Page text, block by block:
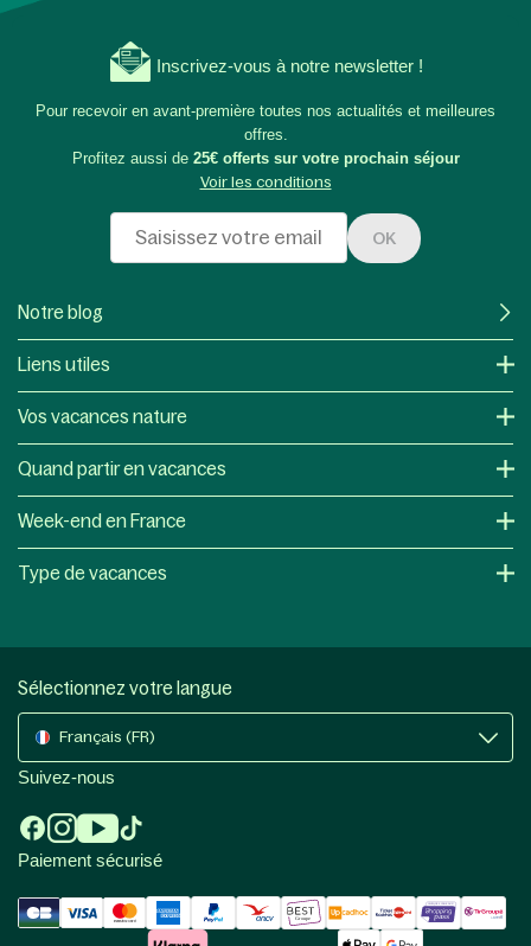
Inscrivez-vous à notre newsletter !
Pour recevoir en avant-première toutes nos actualités et meilleures
offres.
Profitez aussi de 25€ offerts sur votre prochain séjour
Voir les conditions
OK
Notre blog
Liens utiles
Vos vacances nature
Quand partir en vacances
Week-end en France
Type de vacances
Sélectionnez votre langue
Français (FR)
Suivez-nous
Paiement sécurisé